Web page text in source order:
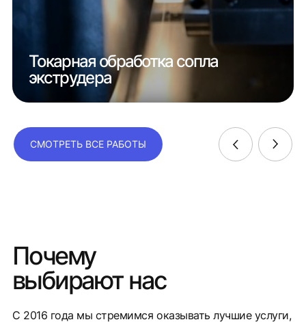
Токарная обработка сопла
экструдера
СМОТРЕТЬ ВСЕ РАБОТЫ
Почему
выбирают нас
С 2016 года мы стремимся оказывать лучшие услуги,